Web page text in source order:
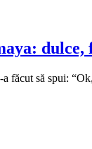
făcut să spui: